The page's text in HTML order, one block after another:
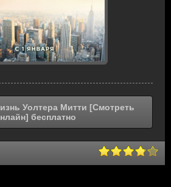
Уолтера Митти [Смотреть
бесплатно